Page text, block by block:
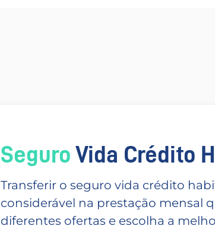
Seguro Vida Crédito
Transferir o seguro vida crédito
considerável na prestação mensal
diferentes ofertas e escolha a